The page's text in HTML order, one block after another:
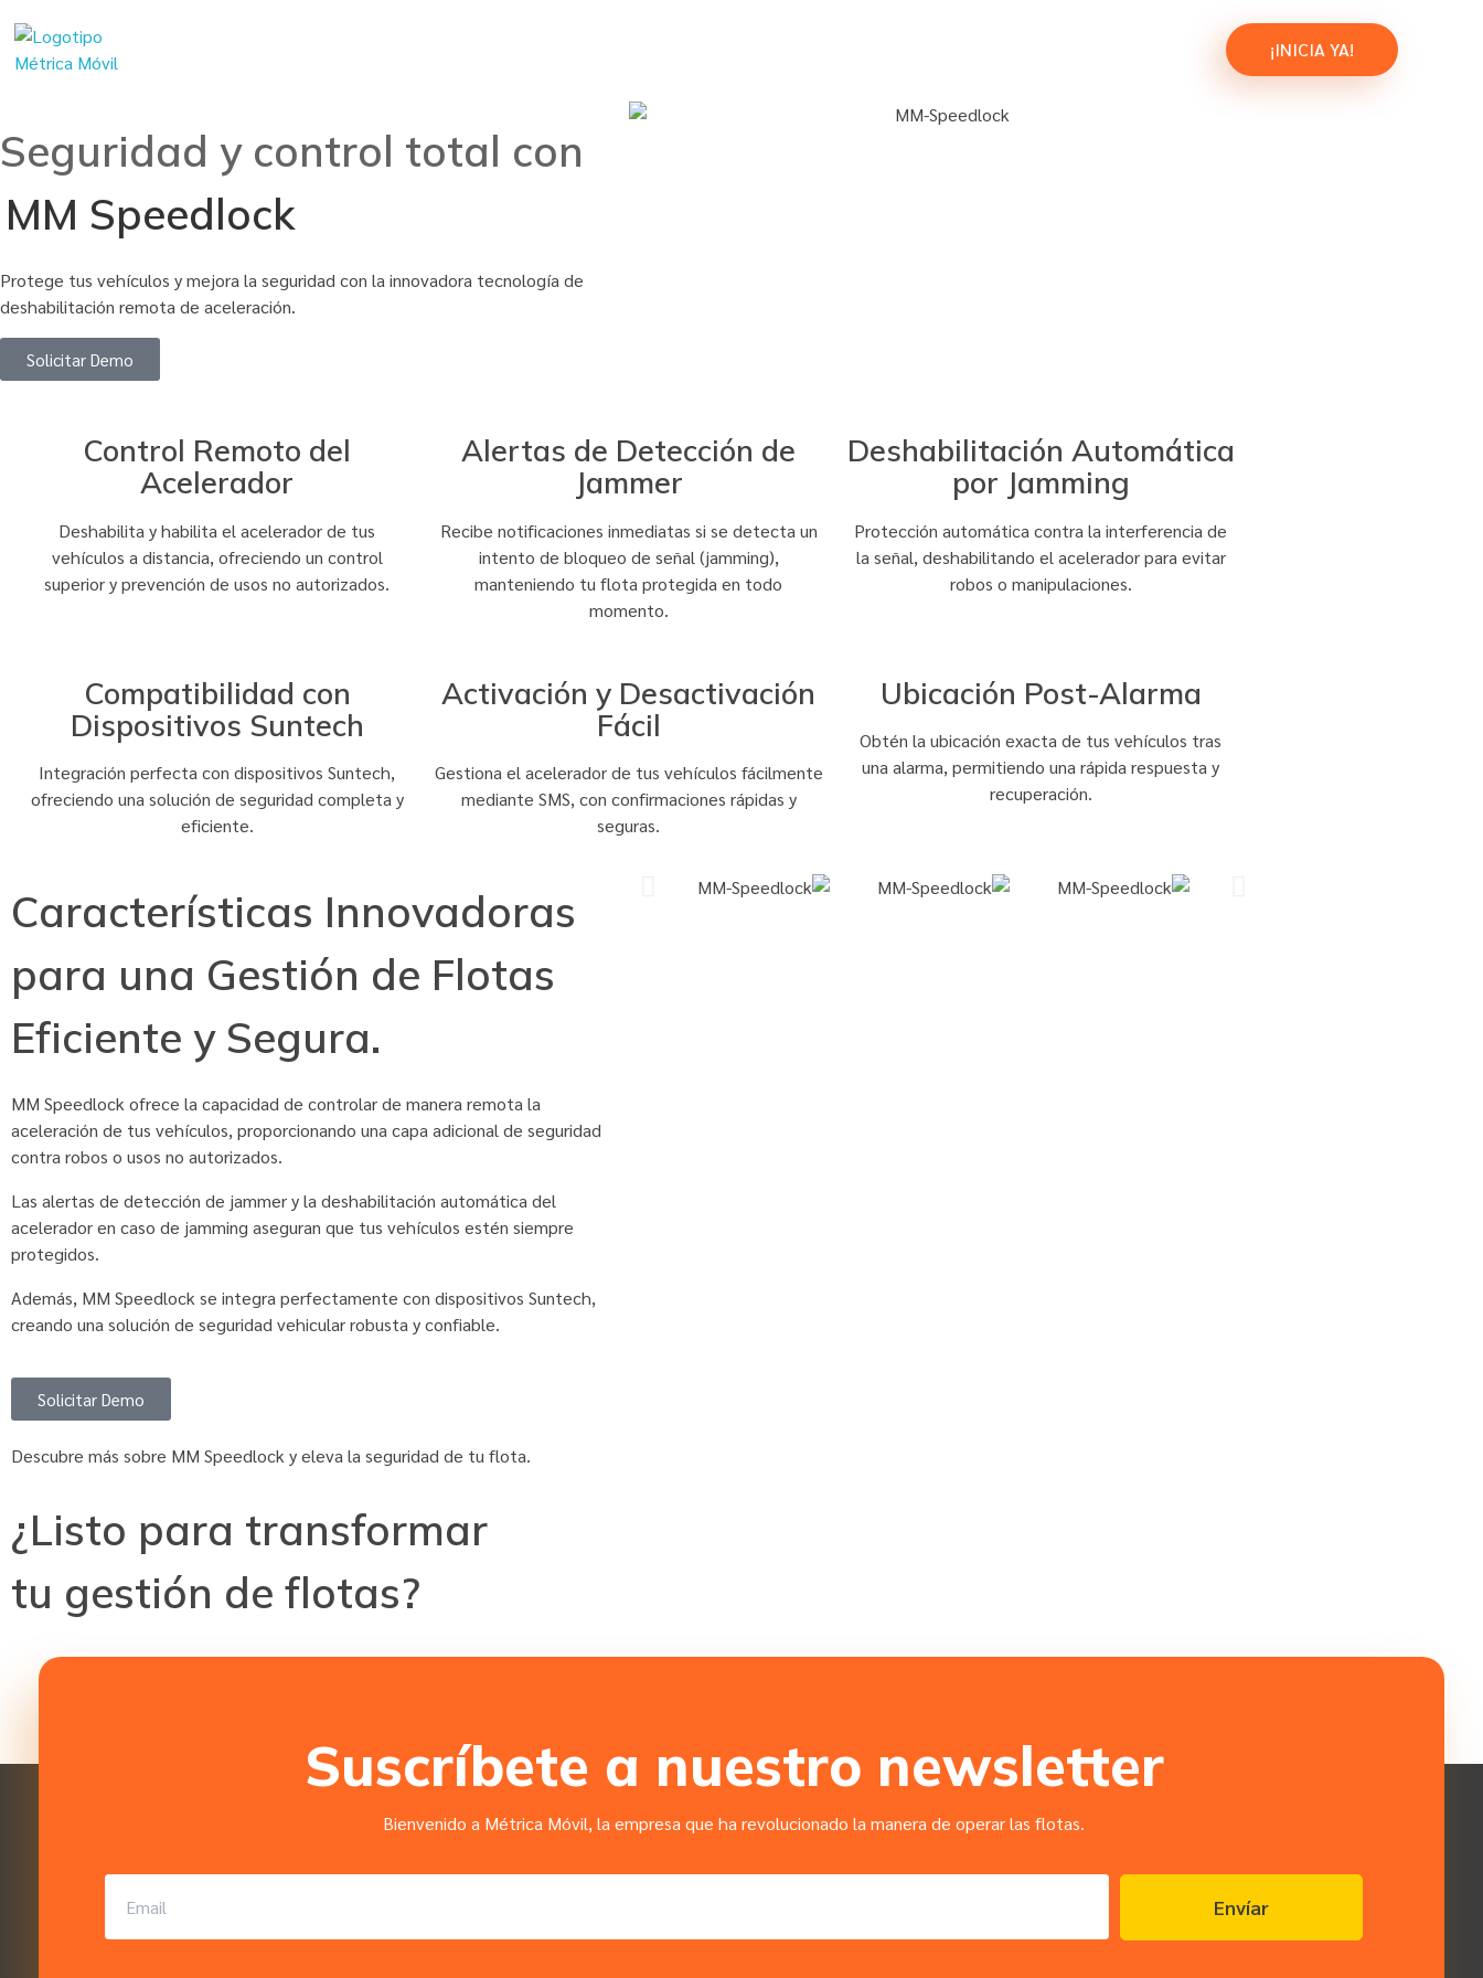
¡INICIA YA!
Seguridad y control total con
MM Speedlock
Protege tus vehículos y mejora la seguridad con la innovadora tecnología de
deshabilitación remota de aceleración.
Solicitar Demo
Control Remoto del
Acelerador
Deshabilita y habilita el acelerador de tus
vehículos a distancia, ofreciendo un control
superior y prevención de usos no autorizados.
Alertas de Detección de
Jammer
Recibe notificaciones inmediatas si se detecta un
intento de bloqueo de señal (jamming),
manteniendo tu flota protegida en todo
momento.
Deshabilitación Automática
por Jamming
Protección automática contra la interferencia de
la señal, deshabilitando el acelerador para evitar
robos o manipulaciones.
Compatibilidad con
Dispositivos Suntech
Integración perfecta con dispositivos Suntech,
ofreciendo una solución de seguridad completa y
eficiente.
Activación y Desactivación
Fácil
Gestiona el acelerador de tus vehículos fácilmente
mediante SMS, con confirmaciones rápidas y
seguras.
Ubicación Post-Alarma
Obtén la ubicación exacta de tus vehículos tras
una alarma, permitiendo una rápida respuesta y
recuperación.
Características Innovadoras
para una Gestión de Flotas
Eficiente y Segura.
MM Speedlock ofrece la capacidad de controlar de manera remota la
aceleración de tus vehículos, proporcionando una capa adicional de seguridad
contra robos o usos no autorizados.
Las alertas de detección de jammer y la deshabilitación automática del
acelerador en caso de jamming aseguran que tus vehículos estén siempre
protegidos.
Además, MM Speedlock se integra perfectamente con dispositivos Suntech,
creando una solución de seguridad vehicular robusta y confiable.
Solicitar Demo
Descubre más sobre MM Speedlock y eleva la seguridad de tu flota.
¿Listo para transformar
tu gestión de flotas?
Suscríbete a nuestro newsletter
Bienvenido a Métrica Móvil, la empresa que ha revolucionado la manera de operar las flotas.
Envíar